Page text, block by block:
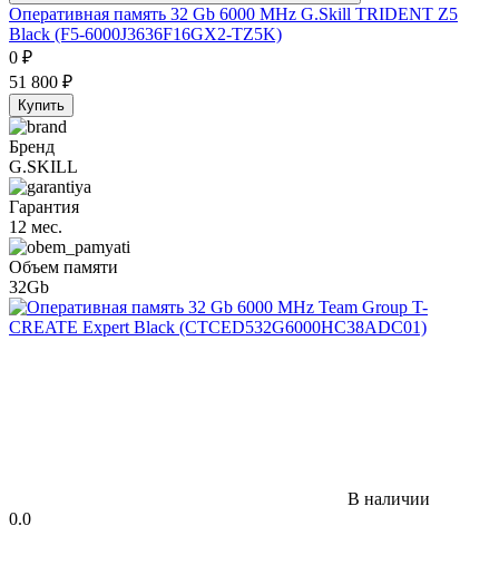
Оперативная память 32 Gb 6000 MHz G.Skill TRIDENT Z5
Black (F5-6000J3636F16GX2-TZ5K)
0 ₽
51 800 ₽
Купить
Бренд
G.SKILL
Гарантия
12 мес.
Объем памяти
32Gb
В наличии
0.0